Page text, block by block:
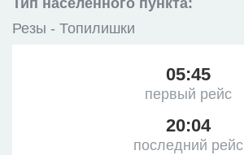
Тип населенного пункта:
Резы - Топилишки
05:45
первый рейс
20:04
последний рейс